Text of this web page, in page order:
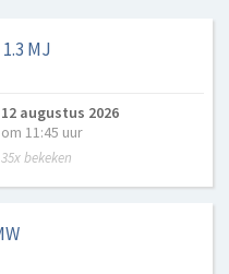
MJ
12 augustus 2026
om 11:45 uur
35x bekeken